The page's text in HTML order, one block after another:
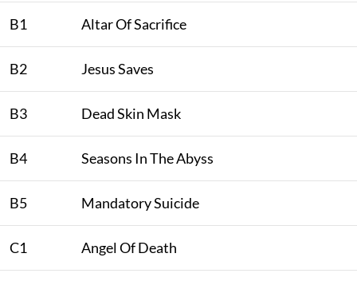
B1 Altar Of Sacrifice
B2 Jesus Saves
B3 Dead Skin Mask
B4 Seasons In The Abyss
B5 Mandatory Suicide
C1 Angel Of Death